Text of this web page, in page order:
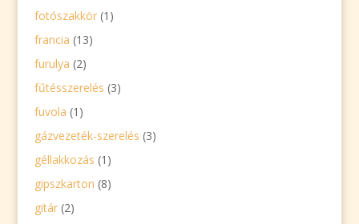
fotószakkör(1)
francia (13)
furulya (2)
fűtésszerelés (3)
fuvola (1)
gázvezeték-szerelés (3)
géllakkozás (1)
gipszkarton (8)
gitár(2)